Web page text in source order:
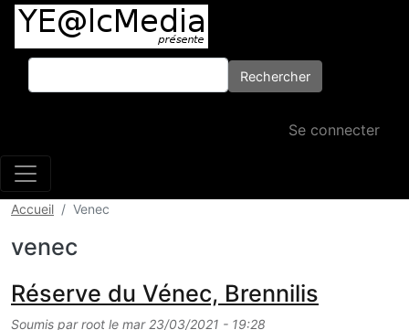
Aller au contenu principal
Rechercher
Menu du
Se connecter
Accueil Venec
venec
Réserve du Vénec, Brennilis
Soumis parroot le mar 23/03/2021 - 19:28